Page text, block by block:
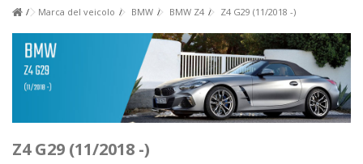
Marca del veicolo BMW BMW Z4 Z4 G29 (11/2018 -)
Z4 G29 (11/2018 -)